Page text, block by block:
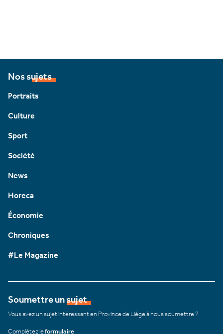
Nos sujets
Portraits
Culture
Sport
Société
News
Horeca
Économie
Chroniques
#Le Magazine
Soumettre un sujet
Vous avez un sujet intéressant en Province de Liège à nous soumettre ?
Complétez leformulaire